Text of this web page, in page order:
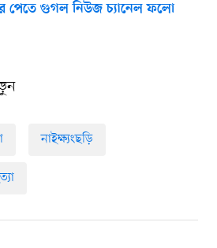
পেতে গুগল নিউজ চ্যানেল ফলো
নাইক্ষ্যংছড়ি